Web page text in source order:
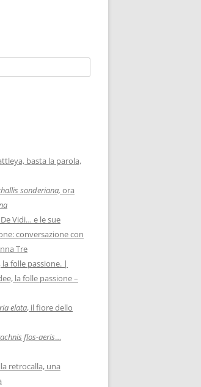
basta la parola,
sonderiana, ora
Vidi… e le sue
conversazione con
Tre
folle passione. |
la folle passione –
elata, il fiore dello
flos-aeris…
retrocalla, una